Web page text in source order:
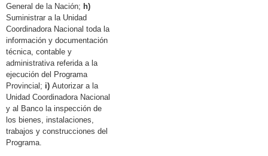
General de la Nación; h)
Suministrar a la Unidad
Coordinadora Nacional toda la
información y documentación
técnica, contable y
administrativa referida a la
ejecución del Programa
Provincial; i) Autorizar a la
Unidad Coordinadora Nacional
y al Banco la inspección de
los bienes, instalaciones,
trabajos y construcciones del
Programa.